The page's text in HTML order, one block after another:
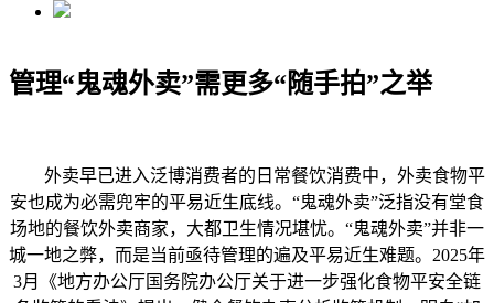
管理“鬼魂外卖”需更多“随手拍”之举
外卖早已进入泛博消费者的日常餐饮消费中，外卖食物平
安也成为必需兜牢的平易近生底线。“鬼魂外卖”泛指没有堂食
场地的餐饮外卖商家，大都卫生情况堪忧。“鬼魂外卖”并非一
城一地之弊，而是当前亟待管理的遍及平易近生难题。2025年
3月《地方办公厅国务院办公厅关于进一步强化食物平安全链